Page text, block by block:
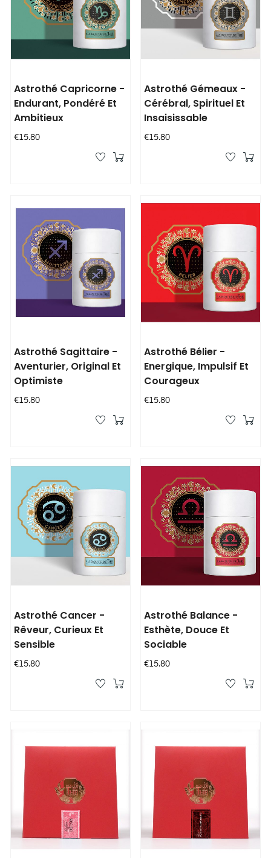
Astrothé Capricorne -
Endurant, Pondéré Et
Ambitieux
Price
€15.80
Astrothé Gémeaux -
Cérébral, Spirituel Et
Insaisissable
Price
€15.80
Astrothé Sagittaire -
Aventurier, Original Et
Optimiste
Price
€15.80
Astrothé Bélier -
Energique, Impulsif Et
Courageux
Price
€15.80
Astrothé Cancer -
Rêveur, Curieux Et
Sensible
Price
€15.80
Astrothé Balance -
Esthète, Douce Et
Sociable
Price
€15.80